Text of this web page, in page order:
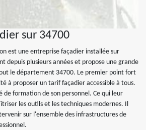
sur 34700
est une entreprise façadier installée sur
depuis plusieurs années et propose une grande
le département 34700. Le premier point fort
à proposer un tarif façadier accessible à tous.
de formation de son personnel. Ce qui leur
les outils et les techniques modernes. Il
sur l'ensemble des infrastructures de